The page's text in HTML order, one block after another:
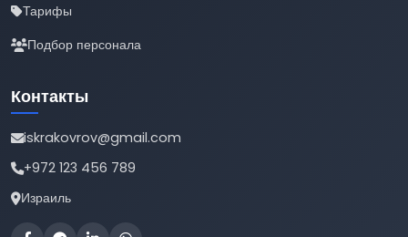
Тарифы
Подбор персонала
Контакты
iskrakovrov@gmail.com
+972 123 456 789
Израиль